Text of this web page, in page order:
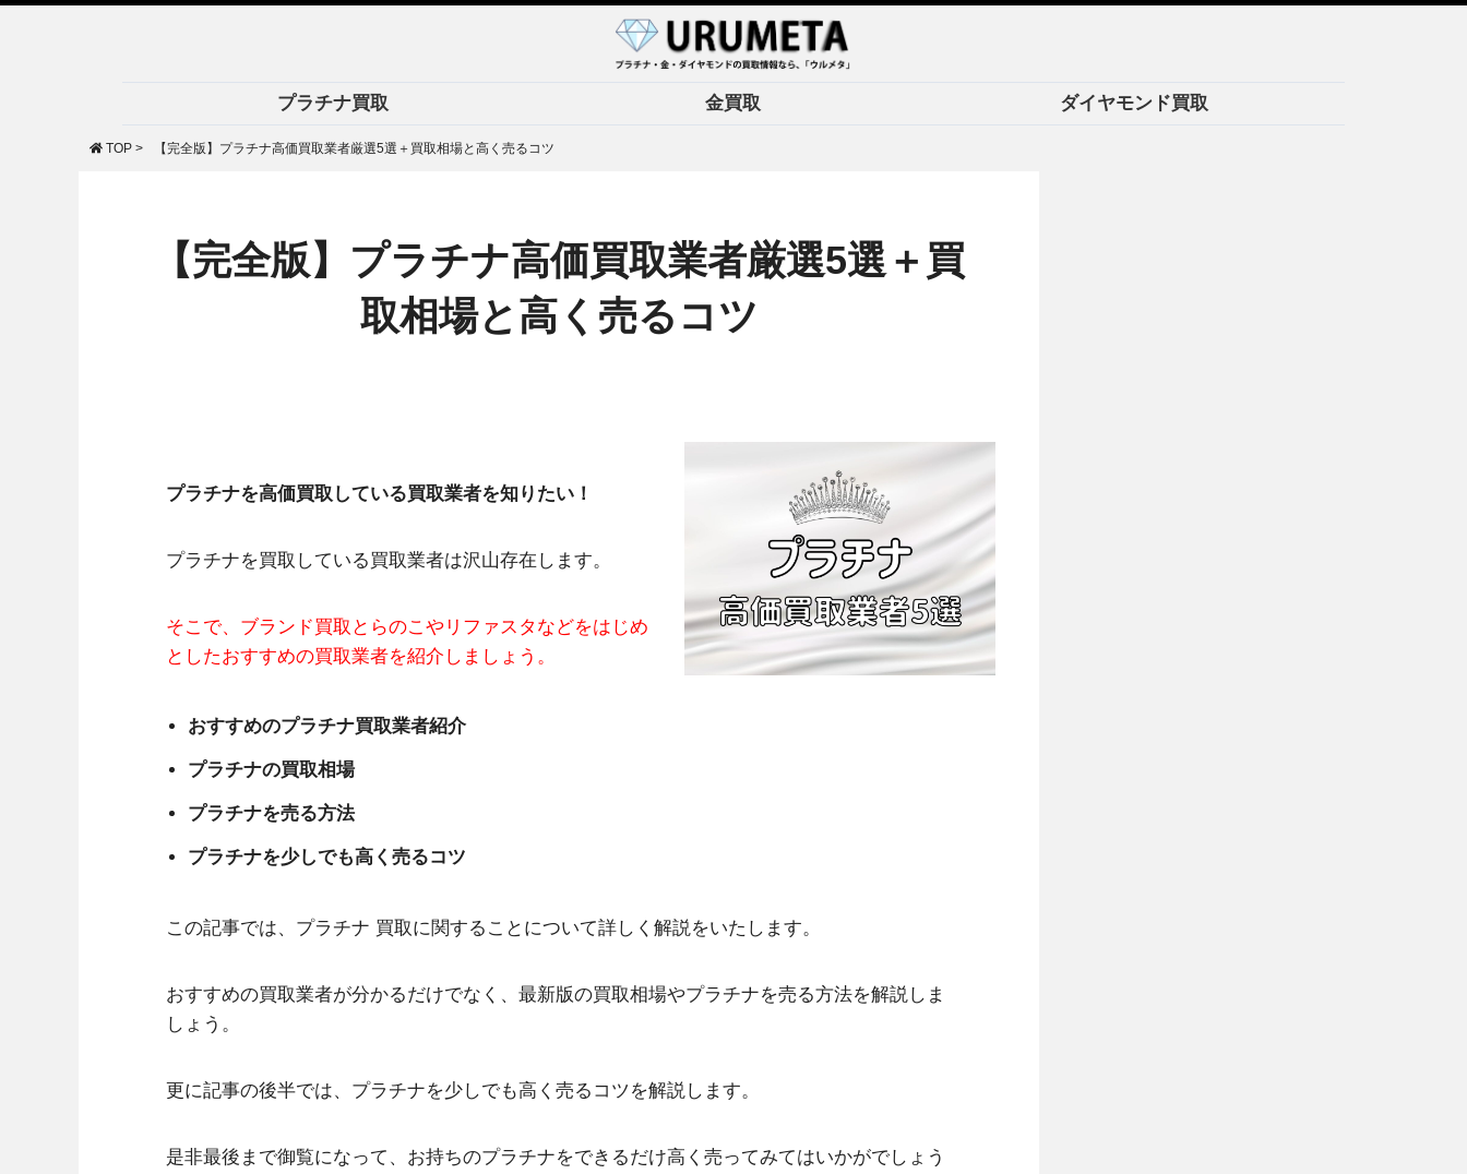
プラチナ買取 金買取 ダイヤモンド買取
TOP > 【完全版】プラチナ高価買取業者厳選5選＋買取相場と高く売るコツ
【完全版】プラチナ高価買取業者厳選5選＋買
取相場と高く売るコツ
プラチナを高価買取している買取業者を知りたい！
プラチナを買取している買取業者は沢山存在します。
そこで、ブランド買取とらのこやリファスタなどをはじめ
としたおすすめの買取業者を紹介しましょう。
おすすめのプラチナ買取業者紹介
プラチナの買取相場
プラチナを売る方法
プラチナを少しでも高く売るコツ
この記事では、プラチナ 買取に関することについて詳しく解説をいたします。
おすすめの買取業者が分かるだけでなく、最新版の買取相場やプラチナを売る方法を解説しま
しょう。
更に記事の後半では、プラチナを少しでも高く売るコツを解説します。
是非最後まで御覧になって、お持ちのプラチナをできるだけ高く売ってみてはいかがでしょう